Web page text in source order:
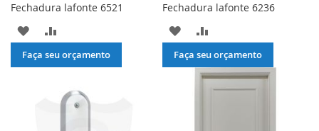
Fechadura lafonte 6521
ADICIONAR
À
PARA
Faça seu orçamento
Fechadura lafonte 6236
ADICIONAR
À
LISTA
PARA
COMPARAR
Faça seu orçamento